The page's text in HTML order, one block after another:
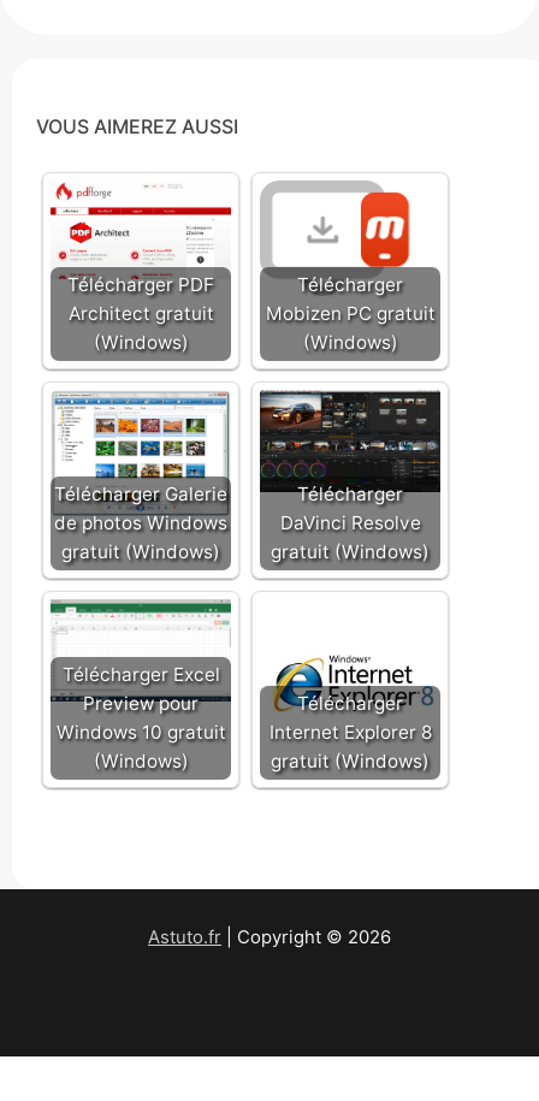
VOUS AIMEREZ AUSSI
Télécharger PDF
Architect gratuit
(Windows)
Télécharger
Mobizen PC gratuit
(Windows)
Télécharger Galerie
de photos Windows
gratuit (Windows)
Télécharger
DaVinci Resolve
gratuit (Windows)
Télécharger Excel
Preview pour
Windows 10 gratuit
(Windows)
Télécharger
Internet Explorer 8
gratuit (Windows)
Astuto.fr | Copyright © 2026